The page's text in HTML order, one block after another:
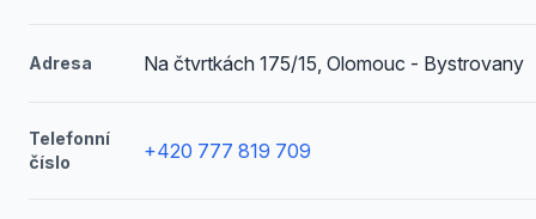
Adresa Na čtvrtkách 175/15, Olomouc - Bystrovany
Telefonní
číslo
+420 777 819 709